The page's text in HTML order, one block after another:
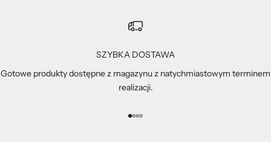
SZYBKA DOSTAWA
Gotowe produkty dostępne z magazynu z natychmiastowym terminem
realizacji.
Przejdź do 1
Przejdź do 2
Przejdź do 3
Przejdź do 4